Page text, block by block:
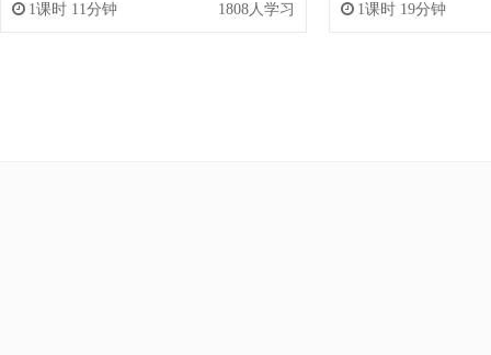
1课时 11分钟
1808人学习
1课时 19分钟